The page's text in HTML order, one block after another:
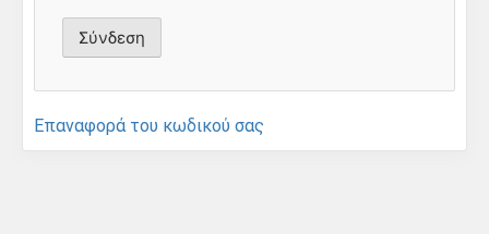
Επαναφορά του κωδικού σας